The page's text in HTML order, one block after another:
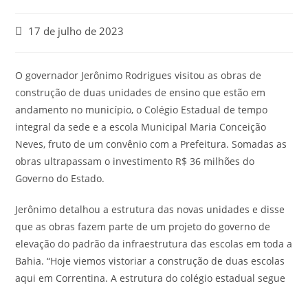
17 de julho de 2023
O governador Jerônimo Rodrigues visitou as obras de
construção de duas unidades de ensino que estão em
andamento no município, o Colégio Estadual de tempo
integral da sede e a escola Municipal Maria Conceição
Neves, fruto de um convênio com a Prefeitura. Somadas as
obras ultrapassam o investimento R$ 36 milhões do
Governo do Estado.
Jerônimo detalhou a estrutura das novas unidades e disse
que as obras fazem parte de um projeto do governo de
elevação do padrão da infraestrutura das escolas em toda a
Bahia. “Hoje viemos vistoriar a construção de duas escolas
aqui em Correntina. A estrutura do colégio estadual segue